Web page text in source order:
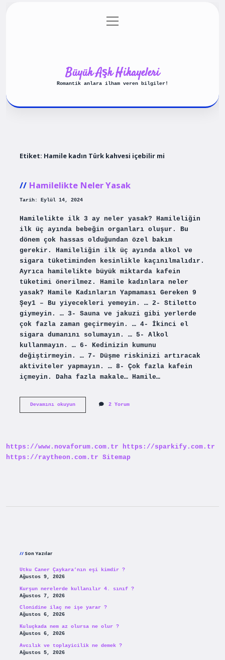
Gizlilik Politikası
menüyü
aç
Büyük Aşk Hikayeleri
Romantik anlara ilham veren bilgiler!
Etiket: Hamile kadın Türk kahvesi içebilir mi
Hamilelikte Neler Yasak
Tarih: Eylül 14, 2024
Hamilelikte ilk 3 ay neler yasak? Hamileliğin
ilk üç ayında bebeğin organları oluşur. Bu
dönem çok hassas olduğundan özel bakım
gerekir. Hamileliğin ilk üç ayında alkol ve
sigara tüketiminden kesinlikle kaçınılmalıdır.
Ayrıca hamilelikte büyük miktarda kafein
tüketimi önerilmez. Hamile kadınlara neler
yasak? Hamile Kadınların Yapmaması Gereken 9
Şey1 – Bu yiyecekleri yemeyin. … 2- Stiletto
giymeyin. … 3- Sauna ve jakuzi gibi yerlerde
çok fazla zaman geçirmeyin. … 4- İkinci el
sigara dumanını solumayın. … 5- Alkol
kullanmayın. … 6- Kedinizin kumunu
değiştirmeyin. … 7- Düşme riskinizi artıracak
aktiviteler yapmayın. … 8- Çok fazla kafein
içmeyin. Daha fazla makale… Hamile…
Devamını okuyunHamilelikte
2 Yorum
https://www.novaforum.com.tr
https://sparkify.com.tr
https://raytheon.com.tr Sitemap
Son Yazılar
Utku Caner Çaykara’nın eşi kimdir ?
Ağustos 9, 2026
Kurşun nerelerde kullanılır 4. sınıf ?
Ağustos 7, 2026
Clonidine ilaç ne işe yarar ?
Ağustos 6, 2026
Kuluçkada nem az olursa ne olur ?
Ağustos 6, 2026
Avcılık ve toplayicilik ne demek ?
Ağustos 5, 2026